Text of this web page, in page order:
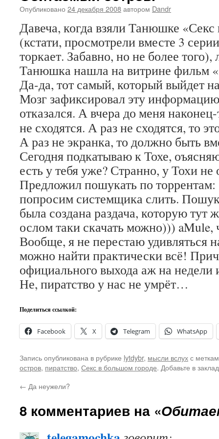
Опубликовано 24 декабря 2008автором Dandr
Давеча, когда взяли Танюшке
(кстати, просмотрели вместе 3
торкает. Забавно, но не более
Танюшка нашла на витрине фильм
Да-да, тот самый, который выйдет
Мозг зафиксировал эту
отказался. А вчера до меня
не сходятся. А раз не сходятся, то
А раз не экранка, то должно быть
Сегодня подкатываю к Тохе,
есть у тебя уже? Странно, у Тохи не
Предложил пошукать по торрентам:
попросим системщика слить.
была создана раздача, которую
ослом таки скачать можно))) aMule,
Вообще, я не перестаю удивляться
можно найти практически всё!
официального выхода аж на
Не, пиратство у нас не умрёт…
Поделиться ссылкой:
Facebook X Telegram WhatsApp
Запись опубликована в рубрике lytdybr, мысли вслухс
остров, пиратство, Секс в большом городе. Добавьте в
← Да неужели?
8 комментариев на «